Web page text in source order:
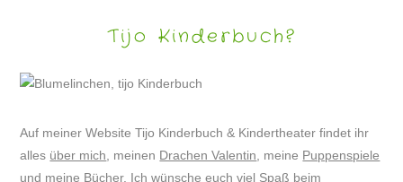
Tijo Kinderbuch?
Auf meiner Website Tijo Kinderbuch & Kindertheater findet ihr
alles über mich , meinen Drachen Valentin , meine Puppenspiele
und meine Bücher. Ich wünsche euch viel Spaß beim